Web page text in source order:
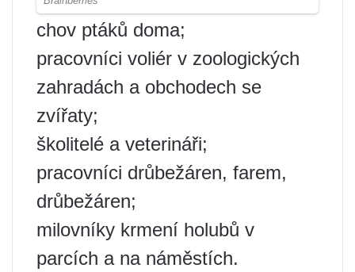
chov ptáků doma;
pracovníci voliér v zoologických
zahradách a obchodech se
zvířaty;
školitelé a veterináři;
pracovníci drůbežáren, farem,
drůbežáren;
milovníky krmení holubů v
parcích a na náměstích.